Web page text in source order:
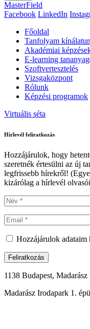
MasterField
Facebook LinkedIn
Főoldal
Tanfolyam
Akadémiai
E-learning
Szoftvertesztelés
Vizsgaközpont
Rólunk
Képzési programok
Virtuális séta
Hírlevél feliratkozás
Hozzájárulok, hogy
szeretnék értesülni az új
legfrissebb hírekről!
kizárólag a hírlevél
Hozzájárulok adataim
Feliratkozás
1138 Budapest,
Madarász Irodapark 1.